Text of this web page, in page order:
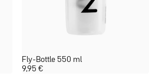
Fly-Bottle 550 ml
9,95 €